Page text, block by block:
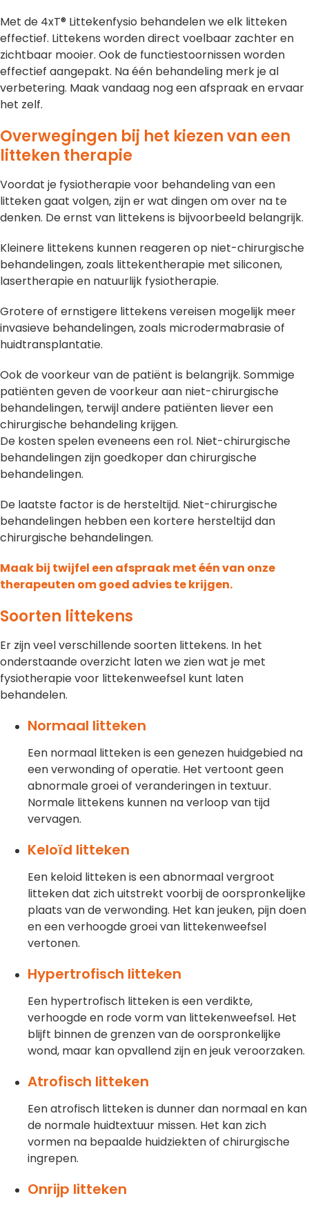
Met de 4xT® Littekenfysio behandelen we elk litteken
effectief. Littekens worden direct voelbaar zachter en
zichtbaar mooier. Ook de functiestoornissen worden
effectief aangepakt. Na één behandeling merk je al
verbetering. Maak vandaag nog een afspraak en ervaar
het zelf.
Overwegingen bij het kiezen van een
litteken therapie
Voordat je fysiotherapie voor behandeling van een
litteken gaat volgen, zijn er wat dingen om over na te
denken. De ernst van littekens is bijvoorbeeld belangrijk.
Kleinere littekens kunnen reageren op niet-chirurgische
behandelingen, zoals littekentherapie met siliconen,
lasertherapie en natuurlijk fysiotherapie.
Grotere of ernstigere littekens vereisen mogelijk meer
invasieve behandelingen, zoals microdermabrasie of
huidtransplantatie.
Ook de voorkeur van de patiënt is belangrijk. Sommige
patiënten geven de voorkeur aan niet-chirurgische
behandelingen, terwijl andere patiënten liever een
chirurgische behandeling krijgen.
De kosten spelen eveneens een rol. Niet-chirurgische
behandelingen zijn goedkoper dan chirurgische
behandelingen.
De laatste factor is de hersteltijd. Niet-chirurgische
behandelingen hebben een kortere hersteltijd dan
chirurgische behandelingen.
Maak bij twijfel een afspraak met één van onze
therapeuten om goed advies te krijgen.
Soorten littekens
Er zijn veel verschillende soorten littekens. In het
onderstaande overzicht laten we zien wat je met
fysiotherapie voor littekenweefsel kunt laten
behandelen.
Normaal litteken
Een normaal litteken is een genezen huidgebied na
een verwonding of operatie. Het vertoont geen
abnormale groei of veranderingen in textuur.
Normale littekens kunnen na verloop van tijd
vervagen.
Keloïd litteken
Een keloid litteken is een abnormaal vergroot
litteken dat zich uitstrekt voorbij de oorspronkelijke
plaats van de verwonding. Het kan jeuken, pijn doen
en een verhoogde groei van littekenweefsel
vertonen.
Hypertrofisch litteken
Een hypertrofisch litteken is een verdikte,
verhoogde en rode vorm van littekenweefsel. Het
blijft binnen de grenzen van de oorspronkelijke
wond, maar kan opvallend zijn en jeuk veroorzaken.
Atrofisch litteken
Een atrofisch litteken is dunner dan normaal en kan
de normale huidtextuur missen. Het kan zich
vormen na bepaalde huidziekten of chirurgische
ingrepen.
Onrijp litteken